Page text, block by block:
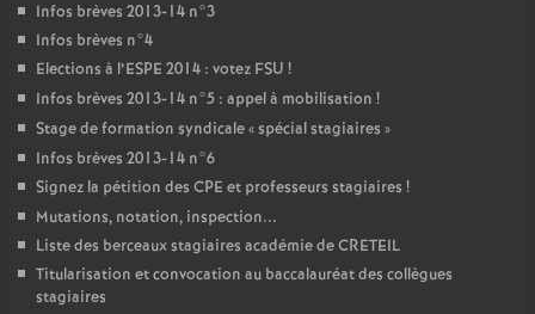
Infos brèves 2013-14 n°3
Infos brèves n°4
Elections à l’ESPE 2014 : votez FSU !
Infos brèves 2013-14 n°5 : appel à mobilisation !
Stage de formation syndicale «spécial stagiaires »
Infos brèves 2013-14 n°6
Signez la pétition des CPE et professeurs stagiaires !
Mutations, notation, inspection...
Liste des berceaux stagiaires académie deCRETEIL
Titularisation et convocation au baccalauréat des collègues
stagiaires